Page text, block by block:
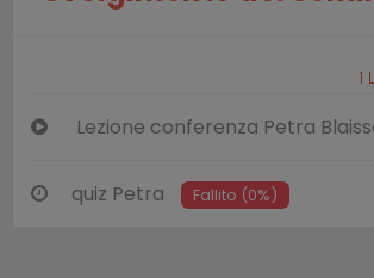
1
Lezione conferenza Petra
quiz Petra Fallito (0%)